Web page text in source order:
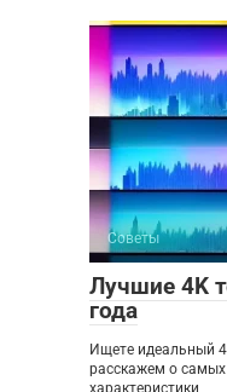
Советы
Лучшие 4K
года
Ищете идеальный
расскажем о
характеристики